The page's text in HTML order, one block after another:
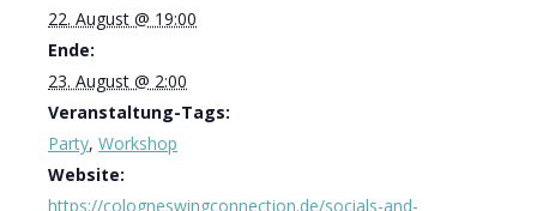
22. August @ 19:00
Ende:
23. August @ 2:00
Veranstaltung-Tags:
Party, Workshop
Website:
https://cologneswingconnection.de/socials-and-